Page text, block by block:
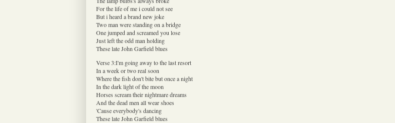
For the life of me i could not see
But i heard a brand new joke
Two man were standing on a bridge
One jumped and screamed you lose
Just left the odd man holding
These late John Garfield blues
Verse 3:I'm going away to the last resort
In a week or two real soon
Where the fish don't bite but once a night
In the dark light of the moon
Horses scream their nightmare dreams
And the dead men all wear shoes
'Cause everybody's dancing
These late John Garfield blues